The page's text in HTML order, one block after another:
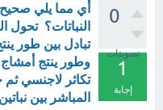
0
تصويتات
1
إجابة
أي مما يلي
النباتات؟ تحول
تبادل بين طور
وطور ينتج
تكاثر لاجنسي
المباشر بين